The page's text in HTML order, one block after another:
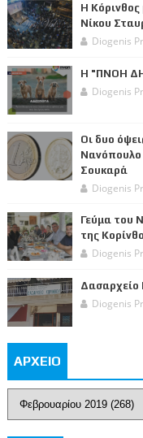
Η
Νίκου
Diogenis
Η "ΠΝΟΗ
Diogenis
Οι δυο
Νανόπουλο
Σουκαρά
Diogenis
Γεύμα του
της
Diogenis
Δασαρχείο
Diogenis
ΑΡΧΕΙΟ